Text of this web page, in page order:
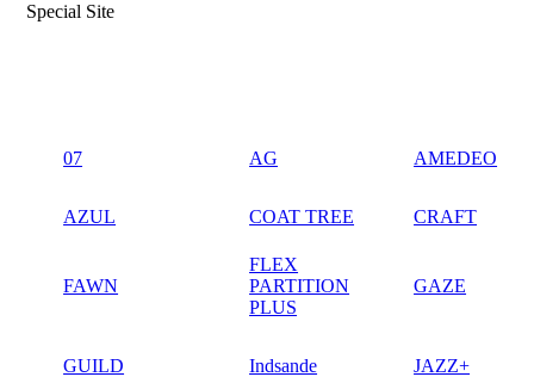
Special Site
07 AG AMEDEO
AZUL COAT TREE CRAFT
FAWN
FLEX
PARTITION
PLUS
GAZE
GUILD Indsande JAZZ+